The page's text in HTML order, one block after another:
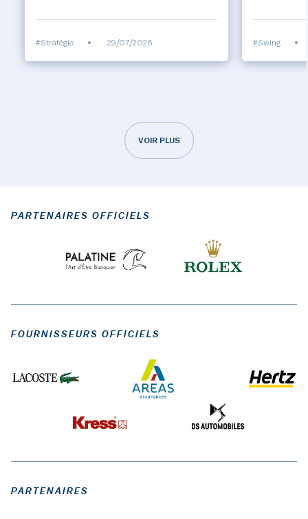
#Stratégie • 29/07/2026 #Swing •
VOIR PLUS
PARTENAIRES OFFICIELS
FOURNISSEURS OFFICIELS
PARTENAIRES